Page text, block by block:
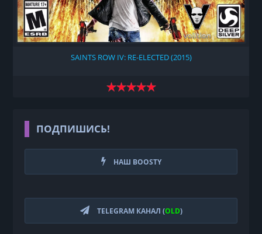
SAINTS ROW IV: RE-ELECTED (2015)
ПОДПИШИСЬ!
НАШ BOOSTY
TELEGRAM КАНАЛ (OLD)